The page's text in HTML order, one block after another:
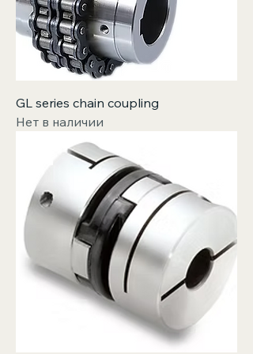
GL series chain coupling
Нет в наличии